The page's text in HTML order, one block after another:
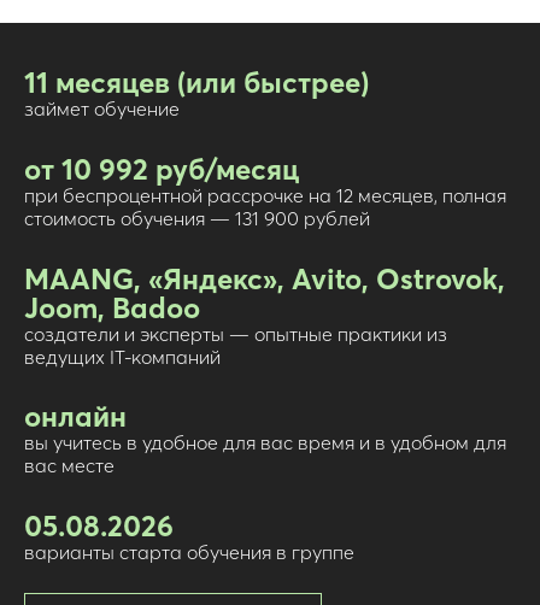
11 месяцев (или быстрее)
займет обучение
от 10 992 руб/месяц
при беспроцентной рассрочке на 12 месяцев, полная
стоимость обучения — 131 900 рублей
MAANG, «Яндекс», Avito, Ostrovok,
Joom, Badoo
создатели и эксперты — опытные практики из
ведущих IT-компаний
онлайн
вы учитесь в удобное для вас время и в удобном для
вас месте
05.08.2026
варианты старта обучения в группе